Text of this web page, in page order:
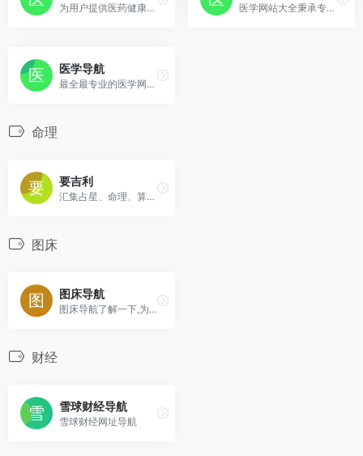
为用户提供医药健康类网站分类目录检索、优秀网站参考、网站推广服务。 医学网站大全秉承专业、专一、中立的宗旨，精选各类医学专业网站，杜绝纯广告网站，努力做好医学导航。
医学导航
最全最专业的医学网址导航网站
命理
要吉利
汇集占星、命理、算命、风水、占卜等资源。
图床
图床导航
图床导航了解一下,为你精选最稳定,最快速的图床
财经
雪球财经导航
雪球财经网址导航